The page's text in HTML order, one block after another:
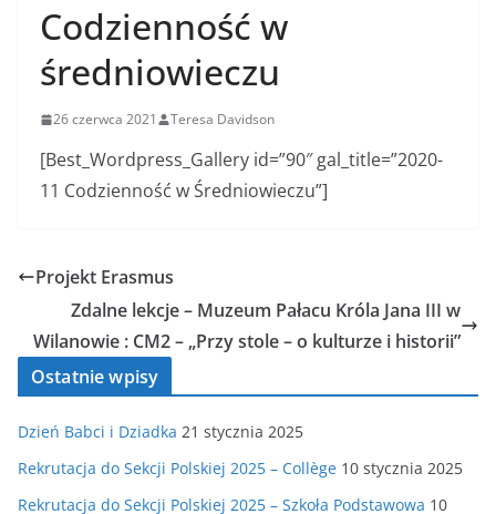
Codzienność w
średniowieczu
26 czerwca 2021 Teresa Davidson
[Best_Wordpress_Gallery id=”90″ gal_title=”2020-
11 Codzienność w Średniowieczu”]
Projekt Erasmus
Zdalne lekcje – Muzeum Pałacu Króla Jana III w
Wilanowie : CM2 – „Przy stole – o kulturze i historii”
Ostatnie wpisy
Dzień Babci i Dziadka 21 stycznia 2025
Rekrutacja do Sekcji Polskiej 2025 – Collège 10 stycznia 2025
Rekrutacja do Sekcji Polskiej 2025 – Szkoła Podstawowa 10